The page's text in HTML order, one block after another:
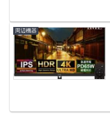
周辺機器